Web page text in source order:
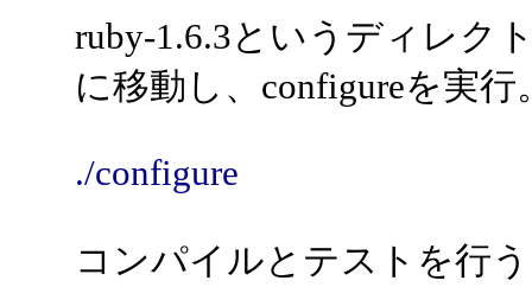
ruby-1.6.3というディレク
に移動し、configureを実行
./configure
コンパイルとテストを行